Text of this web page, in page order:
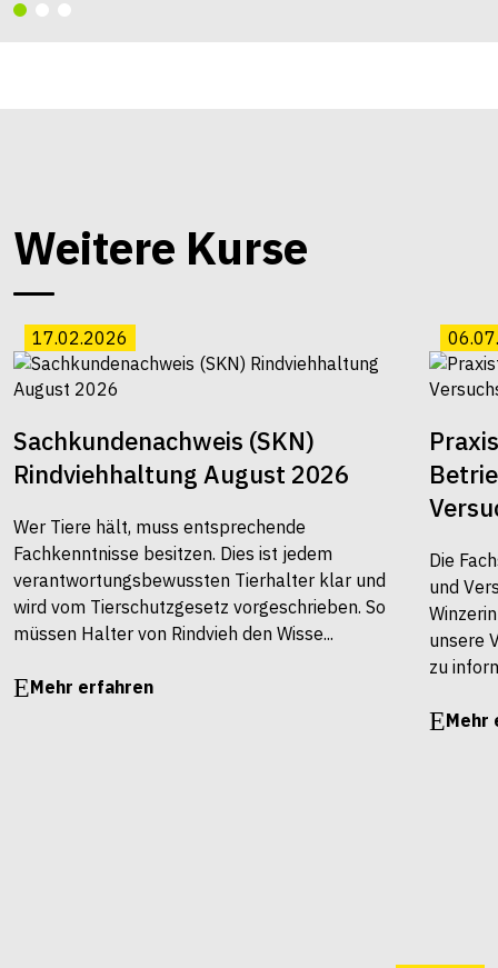
Weitere Kurse
17.02.2026
Sachkundenachweis (SKN)
Rindviehhaltung August 2026
Wer Tiere hält, muss entsprechende
Fachkenntnisse besitzen. Dies ist jedem
verantwortungsbewussten Tierhalter klar und
wird vom Tierschutzgesetz vorgeschrieben. So
müssen Halter von Rindvieh den Wisse...
Mehr erfahren
Die
und
unsere
zu
Mehr